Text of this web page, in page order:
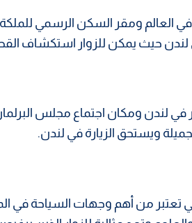
العالم ومقر السكن الرسمي للملكة
حيث يمكن للزوار استكشاف
لندن ومكان اجتماع مجلس
ويستحق الزيارة في لندن.
تعتبر من أهم وجهات السياحة في